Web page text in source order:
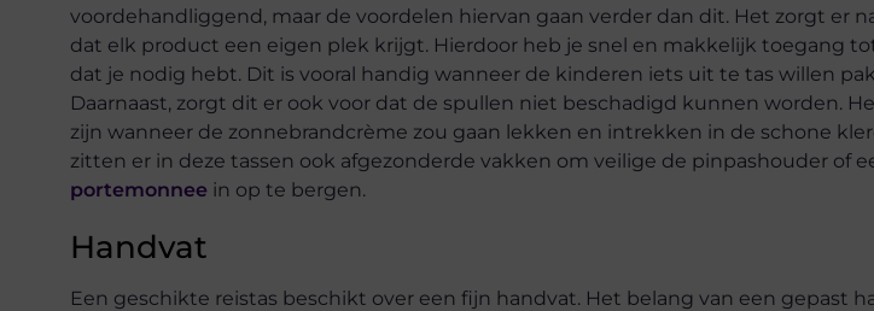
voordehandliggend, maar de voordelen hiervan gaan verder dan dit. Het zorgt er
dat elk product een eigen plek krijgt. Hierdoor heb je snel en makkelijk toegang
dat je nodig hebt. Dit is vooral handig wanneer de kinderen iets uit te tas willen
Daarnaast, zorgt dit er ook voor dat de spullen niet beschadigd kunnen worden.
zijn wanneer de zonnebrandcrème zou gaan lekken en intrekken in de schone
zitten er in deze tassen ook afgezonderde vakken om veilige de pinpashouder of
portemonnee in op te bergen.
Handvat
Een geschikte reistas beschikt over een fijn handvat. Het belang van een gepast